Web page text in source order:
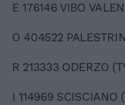
E 176146 VIBO
O 404522
R 213333 ODERZO
I 114969 SCISCIANO